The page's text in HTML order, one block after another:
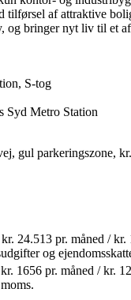
tilførsel af attraktive
og bringer nyt liv til et
S-tog
Syd Metro Station
gul parkeringszone,
24.513 pr. måned / kr.
og
1656 pr. måned / kr.